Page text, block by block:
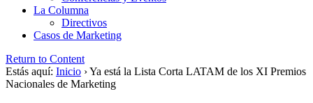
La Columna
Directivos
Casos de Marketing
Return to Content
Estás aquí: Inicio ›Ya está la Lista Corta LATAM de los XI Premios
Nacionales de Marketing